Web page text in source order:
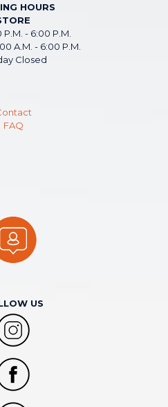
HOURS
- 6:00 P.M.
A.M. - 6:00 P.M.
Closed
FAQ
US